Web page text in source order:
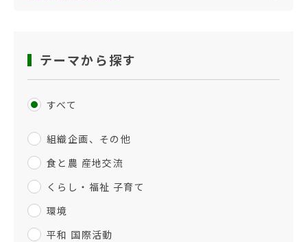
テーマから探す
すべて
組織企画、その他
食と農 産地交流
くらし・福祉 子育て
環境
平和 国際活動